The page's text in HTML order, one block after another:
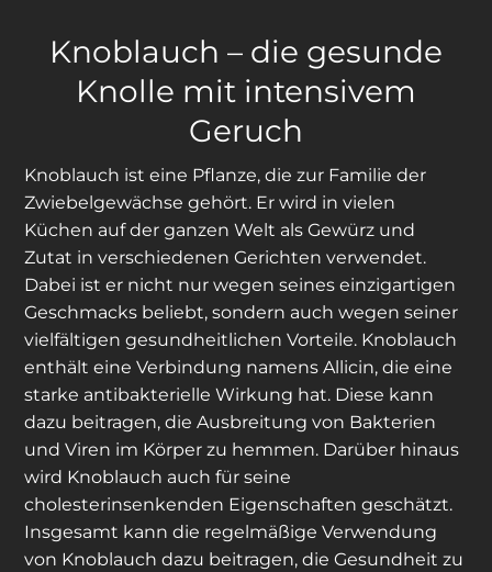
Knoblauch – die gesunde
Knolle mit intensivem
Geruch
Knoblauch ist eine Pflanze, die zur Familie der
Zwiebelgewächse gehört. Er wird in vielen
Küchen auf der ganzen Welt als Gewürz und
Zutat in verschiedenen Gerichten verwendet.
Dabei ist er nicht nur wegen seines einzigartigen
Geschmacks beliebt, sondern auch wegen seiner
vielfältigen gesundheitlichen Vorteile. Knoblauch
enthält eine Verbindung namens Allicin, die eine
starke antibakterielle Wirkung hat. Diese kann
dazu beitragen, die Ausbreitung von Bakterien
und Viren im Körper zu hemmen. Darüber hinaus
wird Knoblauch auch für seine
cholesterinsenkenden Eigenschaften geschätzt.
Insgesamt kann die regelmäßige Verwendung
von Knoblauch dazu beitragen, die Gesundheit zu